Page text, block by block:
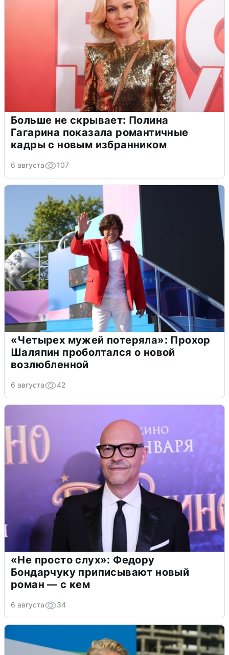
Больше не скрывает: Полина
Гагарина показала романтичные
кадры с новым избранником
6 августа 107
«Четырех мужей потеряла»: Прохор
Шаляпин проболтался о новой
возлюбленной
6 августа 42
«Не просто слух»: Федору
Бондарчуку приписывают новый
роман — с кем
6 августа 34